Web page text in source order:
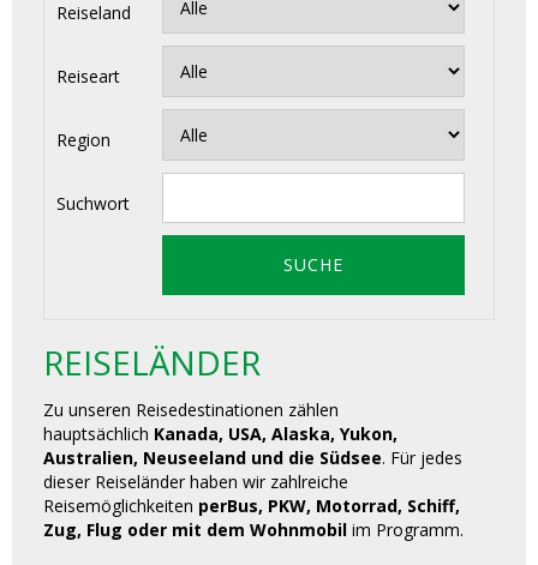
Reiseland
Reiseart
Region
Suchwort
REISELÄNDER
Zu unseren Reisedestinationen zählen
hauptsächlich Kanada, USA, Alaska, Yukon,
Australien, Neuseeland und die Südsee. Für jedes
dieser Reiseländer haben wir zahlreiche
Reisemöglichkeiten perBus, PKW, Motorrad, Schiff,
Zug, Flug oder mit dem Wohnmobil im Programm.